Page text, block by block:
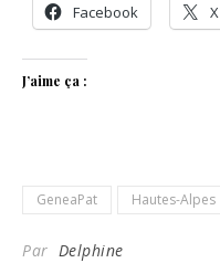
Facebook X
J’aime ça :
GeneaPat Hautes-Alpes
Par Delphine